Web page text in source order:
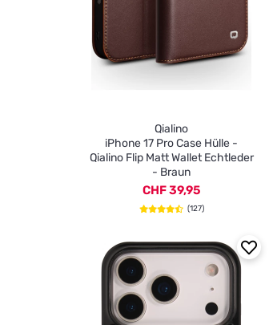
Qialino
iPhone 17 Pro Case Hülle -
Qialino Flip Matt Wallet Echtleder
- Braun
CHF 39,95
(127)